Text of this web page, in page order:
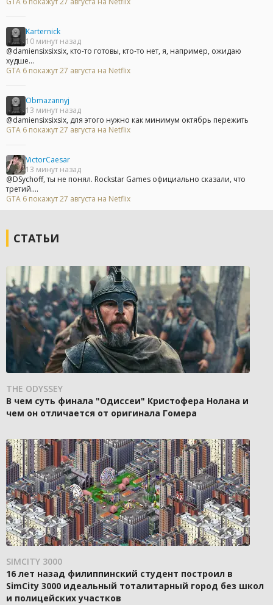
Karternick
10 минут назад
@damiensixsixsix, кто-то готовы, кто-то нет, я, например, ожидаю
худше...
GTA 6 покажут 27 августа на Netflix
Obmazannyj
13 минут назад
@damiensixsixsix, для этого нужно как минимум октябрь пережить
GTA 6 покажут 27 августа на Netflix
VictorCaesar
13 минут назад
@DSychoff, ты не понял. Rockstar Games официально сказали, что
третий....
GTA 6 покажут 27 августа на Netflix
СТАТЬИ
THE ODYSSEY
В чем суть финала "Одиссеи" Кристофера Нолана и
чем он отличается от оригинала Гомера
SIMCITY 3000
16 лет назад филиппинский студент построил в
SimCity 3000 идеальный тоталитарный город без школ
и полицейских участков